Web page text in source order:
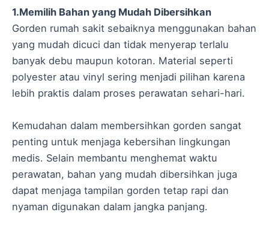
1.Memilih Bahan yang Mudah Dibersihkan
Gorden rumah sakit sebaiknya menggunakan bahan
yang mudah dicuci dan tidak menyerap terlalu
banyak debu maupun kotoran. Material seperti
polyester atau vinyl sering menjadi pilihan karena
lebih praktis dalam proses perawatan sehari-hari.
Kemudahan dalam membersihkan gorden sangat
penting untuk menjaga kebersihan lingkungan
medis. Selain membantu menghemat waktu
perawatan, bahan yang mudah dibersihkan juga
dapat menjaga tampilan gorden tetap rapi dan
nyaman digunakan dalam jangka panjang.